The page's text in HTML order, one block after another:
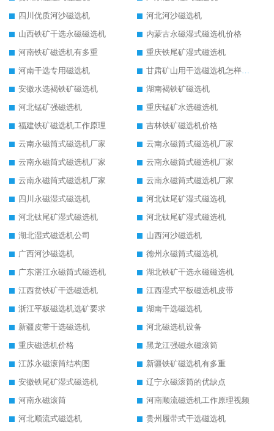
四川优质河沙磁选机
河北河沙磁选机
山西铁矿干选永磁磁选机
内蒙古永磁湿式磁选机价格
河南铁矿磁选机有多重
重庆铁尾矿湿式磁选机
河南干选专用磁选机
甘肃矿山用干选磁选机怎样调磁
安徽水选褐铁矿磁选机
湖南褐铁矿磁选机
河北锰矿强磁选机
重庆锰矿水选磁选机
福建铁矿磁选机工作原理
吉林铁矿磁选机价格
云南永磁筒式磁选机厂家
云南永磁筒式磁选机厂家
云南永磁筒式磁选机厂家
云南永磁筒式磁选机厂家
云南永磁筒式磁选机厂家
云南永磁筒式磁选机厂家
四川永磁湿式磁选机
河北钛尾矿湿式磁选机
河北钛尾矿湿式磁选机
河北钛尾矿湿式磁选机
湖北湿式磁选机公司
山西河沙磁选机
广西河沙磁选机
德州永磁筒式磁选机
广东湛江永磁筒式磁选机
湖北铁矿干选永磁磁选机
江西贫铁矿干选磁选机
江西湿式平板磁选机皮带
浙江平板磁选机选矿要求
湖南干选磁选机
新疆皮带干选磁选机
河北磁选机设备
重庆磁选机价格
黑龙江强磁永磁滚筒
江苏永磁滚筒结构图
新疆铁矿磁选机有多重
安徽铁尾矿湿式磁选机
辽宁永磁滚筒的优缺点
河南永磁滚筒
河南顺流磁选机工作原理视频
河北顺流式磁选机
贵州履带式干选磁选机